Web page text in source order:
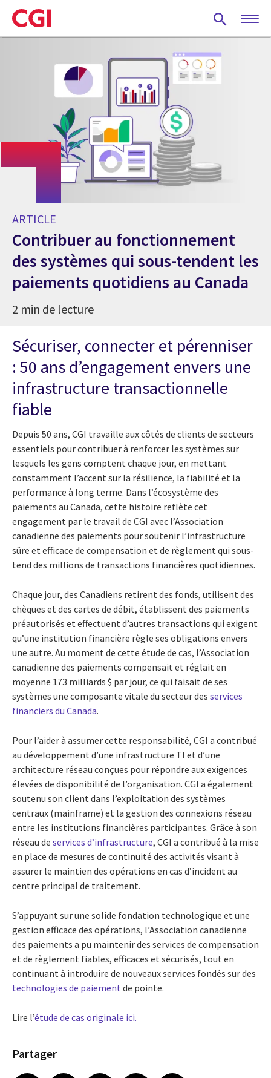
Skip
to
main
ARTICLE
Contribuer au fonctionnement
des systèmes qui sous-tendent les
paiements quotidiens au Canada
2 min de lecture
Sécuriser, connecter et pérenniser
: 50 ans d’engagement envers une
infrastructure transactionnelle
fiable
Depuis 50 ans, CGI travaille aux côtés de clients de secteurs
essentiels pour contribuer à renforcer les systèmes sur
lesquels les gens comptent chaque jour, en mettant
constamment l’accent sur la résilience, la fiabilité et la
performance à long terme. Dans l’écosystème des
paiements au Canada, cette histoire reflète cet
engagement par le travail de CGI avec l’Association
canadienne des paiements pour soutenir l’infrastructure
sûre et efficace de compensation et de règlement qui sous-
tend des millions de transactions financières quotidiennes.
Chaque jour, des Canadiens retirent des fonds, utilisent des
chèques et des cartes de débit, établissent des paiements
préautorisés et effectuent d’autres transactions qui exigent
qu’une institution financière règle ses obligations envers
une autre. Au moment de cette étude de cas, l’Association
canadienne des paiements compensait et réglait en
moyenne 173 milliards $ par jour, ce qui faisait de ses
systèmes une composante vitale du secteur des services
financiers du Canada.
Pour l’aider à assumer cette responsabilité, CGI a contribué
au développement d’une infrastructure TI et d’une
architecture réseau conçues pour répondre aux exigences
élevées de disponibilité de l’organisation. CGI a également
soutenu son client dans l’exploitation des systèmes
centraux (mainframe) et la gestion des connexions réseau
entre les institutions financières participantes. Grâce à son
réseau de services d’infrastructure, CGI a contribué à la mise
en place de mesures de continuité des activités visant à
assurer le maintien des opérations en cas d’incident au
centre principal de traitement.
S’appuyant sur une solide fondation technologique et une
gestion efficace des opérations, l’Association canadienne
des paiements a pu maintenir des services de compensation
et de règlement fiables, efficaces et sécurisés, tout en
continuant à introduire de nouveaux services fondés sur des
technologies de paiement de pointe.
Lire l’étude de cas originale ici.
Partager